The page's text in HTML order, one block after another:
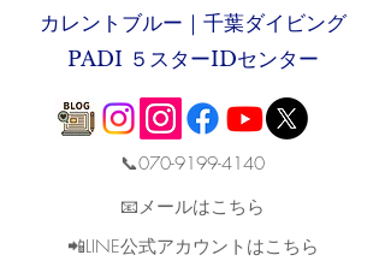
カレントブルー｜千葉ダイビング
PADI ５スターIDセンター
📞070-9199-4140
📧メールはこちら
📲LINE公式アカウントはこちら